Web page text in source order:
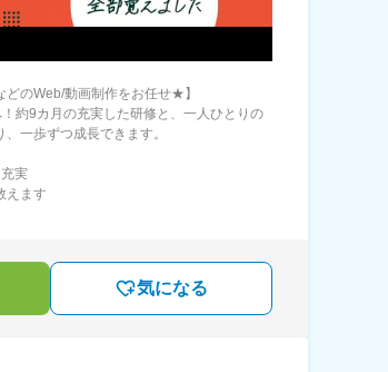
どのWeb/動画制作をお任せ★】
約9カ月の充実した研修と、一人ひとりの
一歩ずつ成長できます。
実
えます
気になる